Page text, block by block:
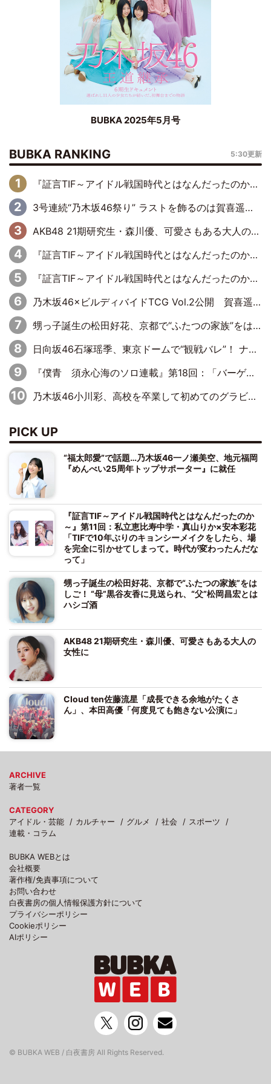
BUBKA 2025年5月号
BUBKA RANKING 5:30更新
『証言TIF～アイドル戦国時代とはなんだったのか～』第6回：でんぱ組.inc・古川未鈴×相沢梨紗「『ハロプロやりたかったな』って言ったら、夢眠ねむさんに『てめえはでんぱ組．incなんだよ！』って肩パンされて(笑)」
3号連続“乃木坂46祭り” ラストを飾るのは賀喜遥香…5年ぶりの登場に「5年分大人になった私を見ていただけたら」
AKB48 21期研究生・森川優、可愛さもある大人の女性に
『証言TIF～アイドル戦国時代とはなんだったのか～』第11回：私立恵比寿中学・真山りか×安本彩花「TIFで10年ぶりのキョンシーメイクをしたら、場を完全に引かせてしまって。時代が変わったんだなって」
『証言TIF～アイドル戦国時代とはなんだったのか～』第10回：さくら学院・武藤彩未×飯田らうら「正直、中3で辞めるというのを信じてなくて。そう言われてはいたけど、嘘でしょって」
乃木坂46×ビルディバイドTCG Vol.2公開 賀喜遥香＆田村真佑が『京まふ』ステージに登壇
甥っ子誕生の松田好花、京都で“ふたつの家族”をはしご！ “母”黒谷友香に見送られ、“父”松岡昌宏とはハシゴ酒
日向坂46石塚瑶季、東京ドームで“観戦バレ”！ ナイツ・塙も認めた「巨人に詳しすぎるアイドル」は元VENUSスクール生で杉内コーチ推し⁉
『僕青 須永心海のソロ連載』第18回：「バーゲンセールハンターみうな inしまむら」編
乃木坂46小川彩、高校を卒業して初めてのグラビア「大人になった感じがしました(笑)」
PICK UP
“福太郎愛”で話題…乃木坂46一ノ瀬美空、地元福岡
『めんべい25周年トップサポーター』に就任
『証言TIF～アイドル戦国時代とはなんだったのか
～』第11回：私立恵比寿中学・真山りか×安本彩花
「TIFで10年ぶりのキョンシーメイクをしたら、場
を完全に引かせてしまって。時代が変わったんだな
って」
甥っ子誕生の松田好花、京都で“ふたつの家族”をは
しご！ “母”黒谷友香に見送られ、“父”松岡昌宏とは
ハシゴ酒
AKB48 21期研究生・森川優、可愛さもある大人の
女性に
Cloud ten佐藤流星「成長できる余地がたくさ
ん」、本田高優「何度見ても飽きない公演に」
ARCHIVE
著者一覧
CATEGORY
アイドル・芸能
カルチャー グルメ 社会
スポーツ
連載・コラム
BUBKA WEBとは
会社概要
著作権/免責事項について
お問い合わせ
白夜書房の個人情報保護方針について
プライバシーポリシー
Cookieポリシー
AIポリシー
© BUBKA WEB / 白夜書房 All Rights Reserved.